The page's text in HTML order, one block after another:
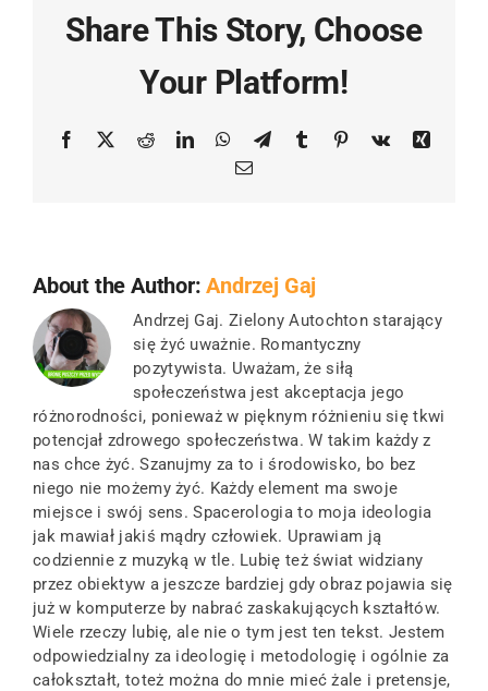
Share This Story, Choose
Your Platform!
Facebook RedditLinkedInWhatsApp
TelegramTumblr Pinterest
Vk
Xing
Email
About the Author:Andrzej Gaj
Andrzej Gaj. Zielony Autochton starający
się żyć uważnie. Romantyczny
pozytywista. Uważam, że siłą
społeczeństwa jest akceptacja jego
różnorodności, ponieważ w pięknym różnieniu się tkwi
potencjał zdrowego społeczeństwa. W takim każdy z
nas chce żyć. Szanujmy za to i środowisko, bo bez
niego nie możemy żyć. Każdy element ma swoje
miejsce i swój sens. Spacerologia to moja ideologia
jak mawiał jakiś mądry człowiek. Uprawiam ją
codziennie z muzyką w tle. Lubię też świat widziany
przez obiektyw a jeszcze bardziej gdy obraz pojawia się
już w komputerze by nabrać zaskakujących kształtów.
Wiele rzeczy lubię, ale nie o tym jest ten tekst. Jestem
odpowiedzialny za ideologię i metodologię i ogólnie za
całokształt, toteż można do mnie mieć żale i pretensje,